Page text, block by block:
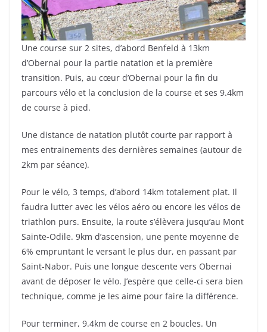
Une course sur 2 sites, d’abord Benfeld à 13km
d’Obernai pour la partie natation et la première
transition. Puis, au cœur d’Obernai pour la fin du
parcours vélo et la conclusion de la course et ses 9.4km
de course à pied.
Une distance de natation plutôt courte par rapport à
mes entrainements des dernières semaines (autour de
2km par séance).
Pour le vélo, 3 temps, d’abord 14km totalement plat. Il
faudra lutter avec les vélos aéro ou encore les vélos de
triathlon purs. Ensuite, la route s’élèvera jusqu’au Mont
Sainte-Odile. 9km d’ascension, une pente moyenne de
6% empruntant le versant le plus dur, en passant par
Saint-Nabor. Puis une longue descente vers Obernai
avant de déposer le vélo. J’espère que celle-ci sera bien
technique, comme je les aime pour faire la différence.
Pour terminer, 9.4km de course en 2 boucles. Un